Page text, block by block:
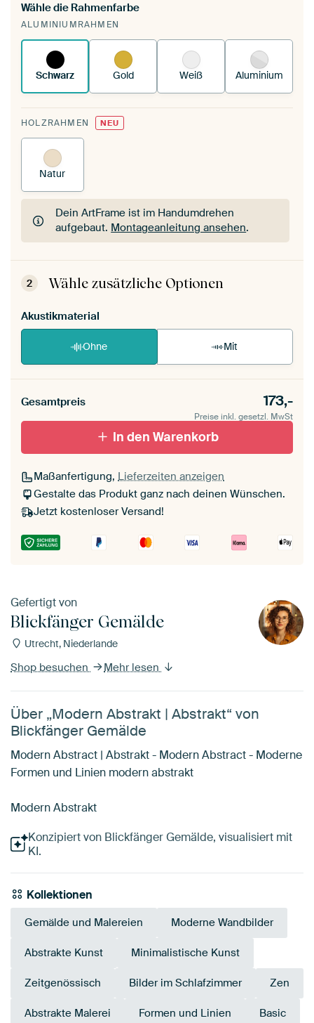
Du spannst einen wechselbaren Textiltuch in
deinen vorhandenen ArtFrame™.
funktioniert es.
Wähle die Rahmenfarbe
ALUMINIUMRAHMEN
Schwarz Gold Weiß Aluminium
HOLZRAHMEN NEU
Natur
Dein ArtFrame ist im Handumdrehen
aufgebaut. Montageanleitung ansehen.
Dein ArtFrame ist im Handumdrehen
aufgebaut.Montageanleitung ansehen
2 Wähle zusätzliche Optionen
Akustikmaterial
Ohne Mit
Gesamtpreis 173,-
Preise inkl. gesetzl. MwSt
In den Warenkorb
Maßanfertigung, Lieferzeiten anzeigen
Gestalte das Produkt ganz nach deinen Wünschen.
Jetzt kostenloser Versand!
Gefertigt von
Blickfänger Gemälde
Utrecht, Niederlande
Shop besuchen Mehr lesen
Über „Modern Abstrakt | Abstrakt“ von
Blickfänger Gemälde
Modern Abstract | Abstrakt - Modern Abstract - Moderne
Formen und Linien modern abstrakt
Modern Abstrakt
Konzipiert von Blickfänger Gemälde, visualisiert mit
KI.
Kollektionen
Gemälde und Malereien Moderne Wandbilder
Abstrakte Kunst Minimalistische Kunst
Zeitgenössisch Bilder im Schlafzimmer Zen
Abstrakte Malerei Formen und Linien Basic